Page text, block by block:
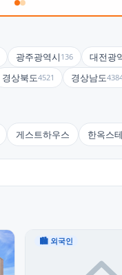
광주광역시 136 대전광
경상북도4521 경상남도
게스트하우스 한옥스
🏙 외국인